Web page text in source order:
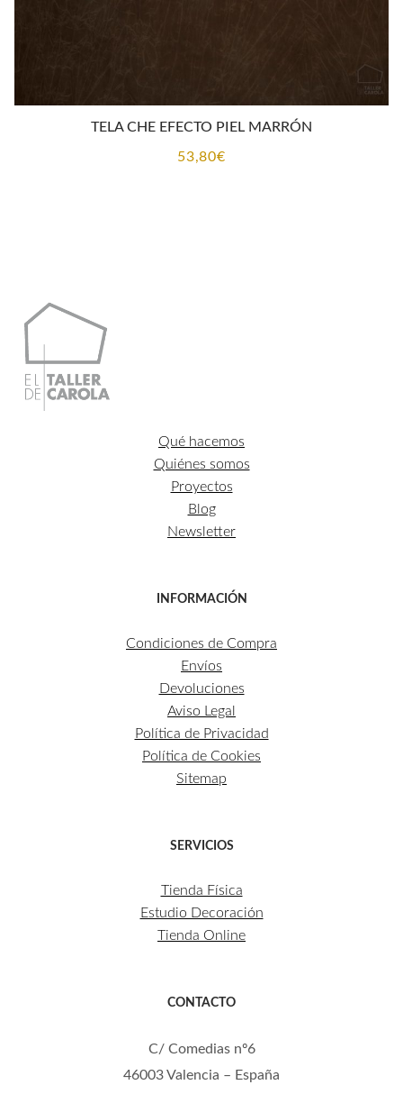
TELA CHE EFECTO PIEL MARRÓN
53,80€
Qué hacemos
Quiénes somos
Proyectos
Blog
Newsletter
INFORMACIÓN
Condiciones de Compra
Envíos
Devoluciones
Aviso Legal
Política de Privacidad
Política de Cookies
Sitemap
SERVICIOS
Tienda Física
Estudio Decoración
Tienda Online
CONTACTO
C/ Comedias nº6
46003 Valencia – España